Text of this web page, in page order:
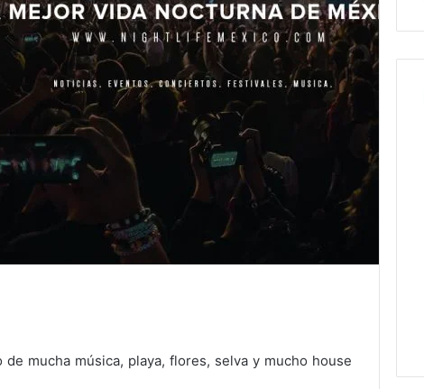
mucha música, playa, flores, selva y mucho house